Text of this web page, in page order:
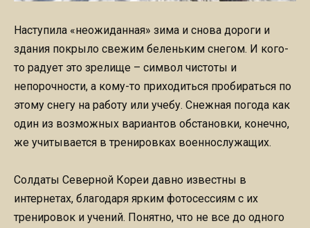
Наступила «неожиданная» зима и снова дороги и
здания покрыло свежим беленьким снегом. И кого-
то радует это зрелище – символ чистоты и
непорочности, а кому-то приходиться пробираться по
этому снегу на работу или учебу. Снежная погода как
один из возможных вариантов обстановки, конечно,
же учитывается в тренировках военнослужащих.
Солдаты Северной Кореи давно известны в
интернетах, благодаря ярким фотосессиям с их
тренировок и учений. Понятно, что не все до одного